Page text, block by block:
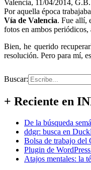
Valencia, 11/04/2014, G.B.
Por aquella época
Vía de Valencia. Fue allí,
fotos en ambos
Bien, he querido
resolución. Pero para mí,
Buscar:
+ Reciente en
De la búsqueda
ddgr: busca en
Bolsa de trabajo
Plugin de
Atajos mentales: la